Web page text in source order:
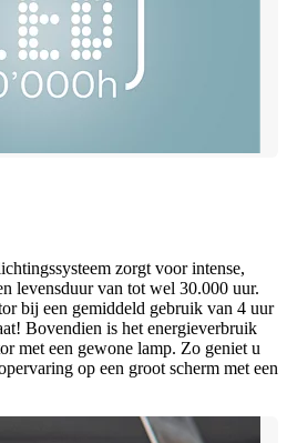
zorgt voor intense,
levensduur van tot wel 30.000 uur.
bij een gemiddeld gebruik van 4 uur
Bovendien is het energieverbruik
met een gewone lamp. Zo geniet u
op een groot scherm met een